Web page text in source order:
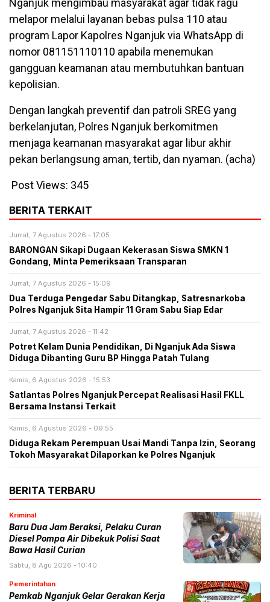
Nganjuk mengimbau masyarakat agar tidak ragu
melapor melalui layanan bebas pulsa 110 atau
program Lapor Kapolres Nganjuk via WhatsApp di
nomor 081151110110 apabila menemukan
gangguan keamanan atau membutuhkan bantuan
kepolisian.
Dengan langkah preventif dan patroli SREG yang
berkelanjutan, Polres Nganjuk berkomitmen
menjaga keamanan masyarakat agar libur akhir
pekan berlangsung aman, tertib, dan nyaman. (acha)
Post Views: 345
BERITA TERKAIT
Jumat, 7 Agustus 2026 - 17:05
BARONGAN Sikapi Dugaan Kekerasan Siswa SMKN 1
Gondang, Minta Pemeriksaan Transparan
Jumat, 7 Agustus 2026 - 15:09
Dua Terduga Pengedar Sabu Ditangkap, Satresnarkoba
Polres Nganjuk Sita Hampir 11 Gram Sabu Siap Edar
Jumat, 7 Agustus 2026 - 11:42
Potret Kelam Dunia Pendidikan, Di Nganjuk Ada Siswa
Diduga Dibanting Guru BP Hingga Patah Tulang
Kamis, 6 Agustus 2026 - 15:53
Satlantas Polres Nganjuk Percepat Realisasi Hasil FKLL
Bersama Instansi Terkait
Kamis, 6 Agustus 2026 - 09:55
Diduga Rekam Perempuan Usai Mandi Tanpa Izin, Seorang
Tokoh Masyarakat Dilaporkan ke Polres Nganjuk
BERITA TERBARU
Kriminal
Baru Dua Jam Beraksi, Pelaku Curan
Diesel Pompa Air Dibekuk Polisi Saat
Bawa Hasil Curian
Sabtu, 8 Agu 2026 - 10:40
Pemerintahan
Pemkab Nganjuk Gelar Gerakan Kerja